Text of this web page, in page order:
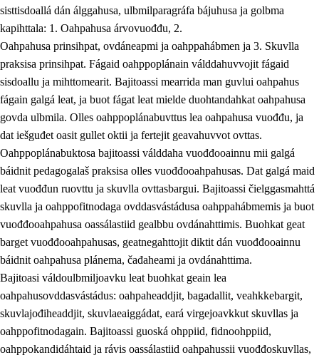
sisttisdoallá dán álggahusa, ulbmilparagráfa bájuhusa ja golbma
kapihttala: 1. Oahpahusa árvovuođđu, 2.
Oahpahusa prinsihpat, ovdáneapmi ja oahppahábmen ja 3. Skuvlla
praksisa prinsihpat. Fágaid oahppoplánain válddahuvvojit fágaid
sisdoallu ja mihttomearit. Bajitoassi mearrida man guvlui oahpahus
fágain galgá leat, ja buot fágat leat mielde duohtandahkat oahpahusa
govda ulbmila. Olles oahppoplánabuvttus lea oahpahusa vuođđu, ja
dat iešguđet oasit gullet oktii ja fertejit geavahuvvot ovttas.
Oahppoplánabuktosa bajitoassi válddaha vuođđooainnu mii galgá
báidnit pedagogalaš praksisa olles vuođđooahpahusas. Dat galgá maid
leat vuođđun ruovttu ja skuvlla ovttasbargui. Bajitoassi čielggasmahttá
skuvlla ja oahppofitnodaga ovddasvástádusa oahppahábmemis ja buot
vuođđooahpahusa oassálastiid gealbbu ovdánahttimis. Buohkat geat
barget vuođđooahpahusas, geatnegahttojit diktit dán vuođđooainnu
báidnit oahpahusa plánema, čađaheami ja ovdánahttima.
Bajitoasi váldoulbmiljoavku leat buohkat geain lea
oahpahusovddasvástádus: oahpaheaddjit, bagadallit, veahkkebargit,
skuvlajođiheaddjit, skuvlaeaiggádat, eará virgejoavkkut skuvllas ja
oahppofitnodagain. Bajitoassi guoská ohppiid, fidnoohppiid,
oahppokandidáhtaid ja rávis oassálastiid oahpahussii vuođđoskuvllas,